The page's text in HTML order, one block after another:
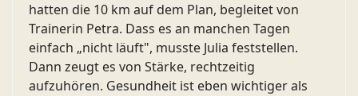
hatten die 10 km auf dem Plan, begleitet von
Trainerin Petra. Dass es an manchen Tagen
einfach „nicht läuft", musste Julia feststellen.
Dann zeugt es von Stärke, rechtzeitig
aufzuhören. Gesundheit ist eben wichtiger als